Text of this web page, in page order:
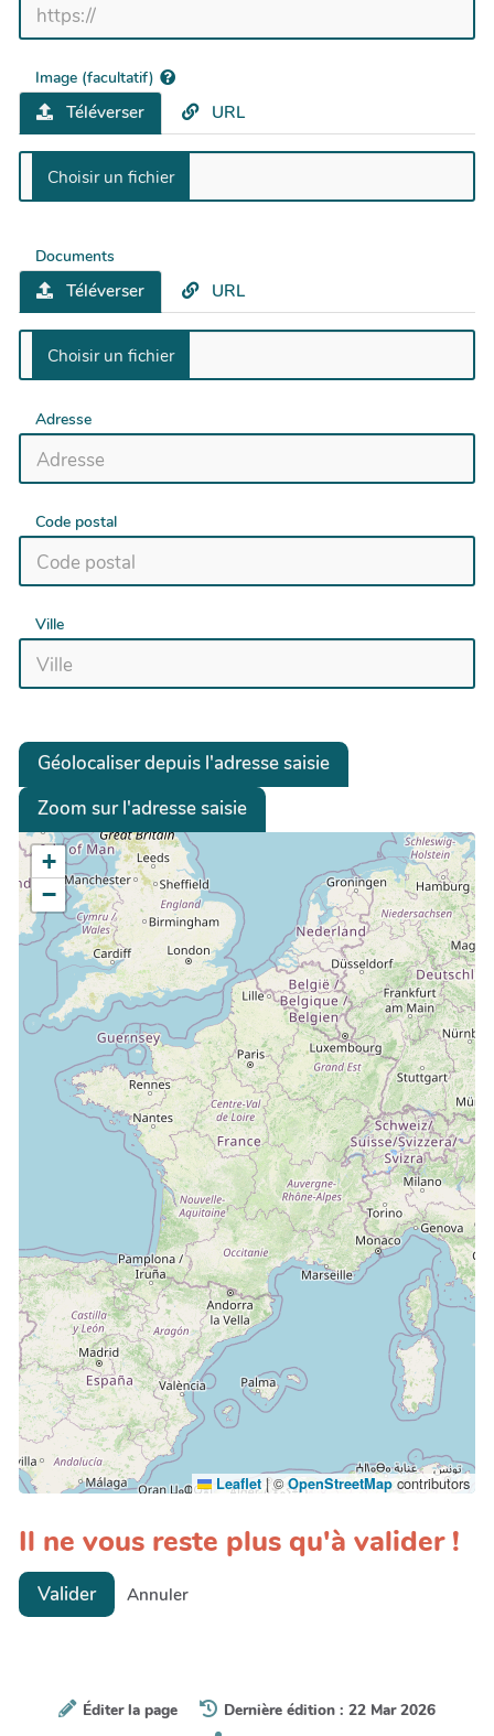
Image (facultatif)
Téléverser URL
Documents
Téléverser URL
Adresse
Code postal
Ville
Géolocaliser depuis l'adresse saisie
Zoom sur l'adresse saisie
+
−
Leaflet |©OpenStreetMap contributors
Il ne vous reste plus qu'à valider !
Valider Annuler
Éditer la page
Dernière édition : 22 Mar 2026